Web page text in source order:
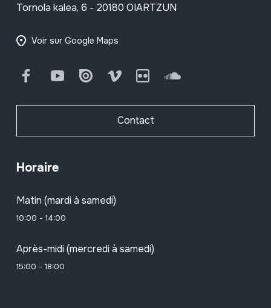
Tornola kalea, 6 - 20180 OIARTZUN
Voir sur Google Maps
FacebookYoutube Issuu Vimeo Flickr SoundCloud
Contact
Horaire
Matin (mardi à samedi)
10:00 - 14:00
Après-midi (mercredi à samedi)
15:00 - 18:00